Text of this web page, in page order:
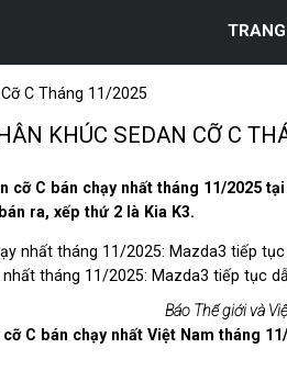
C Tháng 11/2025
KHÚC SEDAN CỠ C
cỡ C bán chạy nhất tháng 11/2025
ra, xếp thứ 2 là Kia K3.
tháng 11/2025: Mazda3 tiếp tục
Báo Thế giới và
C bán chạy nhất Việt Nam tháng